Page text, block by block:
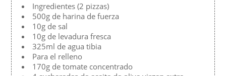
Ingredientes (2 pizzas)
500g de harina de fuerza
10g de sal
10g de levadura fresca
325ml de agua tibia
Para el relleno
170g de tomate concentrado